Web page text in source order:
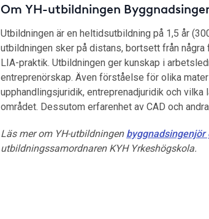
Om YH-utbildningen
Utbildningen är en heltidsutbildning på 1,5 år
utbildningen sker på distans, bortsett från
LIA-praktik. Utbildningen ger kunskap i
entreprenörskap. Även förståelse för olika
upphandlingsjuridik, entreprenadjuridik och vilka
området. Dessutom erfarenhet av CAD och
Läs mer om YH-utbildningen byggnadsingenjör
utbildningssamordnaren KYH Yrkeshögskola.